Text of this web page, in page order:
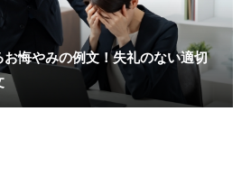
お悔やみの例文！失礼のない適切